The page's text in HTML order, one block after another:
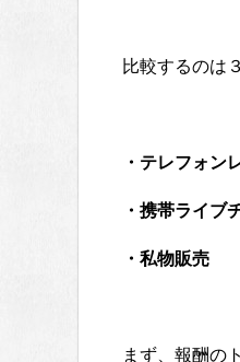
比較するのは
・テレフォン
・携帯ライブ
・私物販売
まず、報酬の